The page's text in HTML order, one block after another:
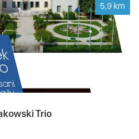
5,9 km
Trio